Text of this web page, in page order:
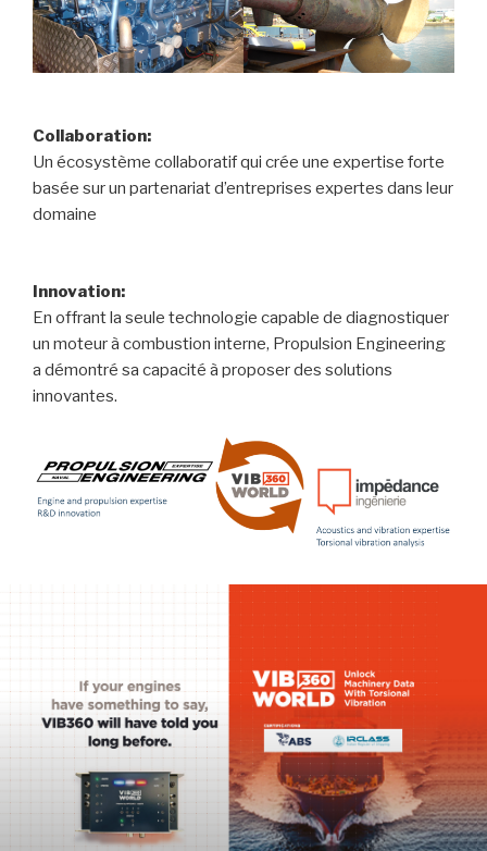
Collaboration:
Un écosystème collaboratif qui crée une expertise forte
basée sur un partenariat d’entreprises expertes dans leur
domaine
Innovation:
En offrant la seule technologie capable de diagnostiquer
un moteur à combustion interne, Propulsion Engineering
a démontré sa capacité à proposer des solutions
innovantes.